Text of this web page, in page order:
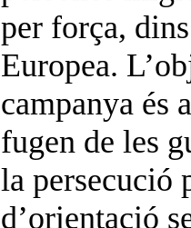
per força,
Europea.
campanya és
fugen de les
la persecució
d’orientació